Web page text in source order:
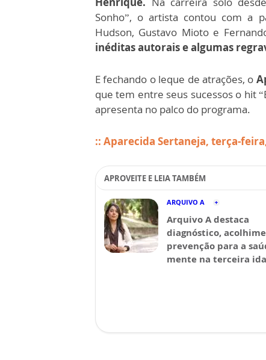
Sonho”, o artista contou com a
Hudson, Gustavo Mioto e
inéditas autorais e algumas
E fechando o leque de atrações, o
que tem entre seus sucessos o hit
apresenta no palco do programa.
:: Aparecida Sertaneja, terça-
APROVEITE E LEIA TAMBÉM
ARQUIVO A
Arquivo A destaca
diagnóstico,
prevenção para a
mente na terceira